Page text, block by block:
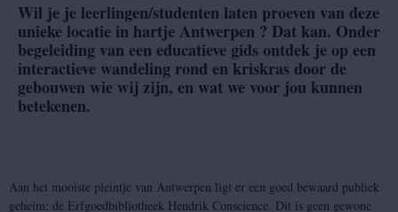
Wil je je leerlingen/studenten laten proeven van deze
unieke locatie in hartje Antwerpen ? Dat kan. Onder
begeleiding van een educatieve gids ontdek je op een
interactieve wandeling rond en kriskras door de
gebouwen wie wij zijn, en wat we voor jou kunnen
betekenen.
Aan het mooiste pleintje van Antwerpen ligt er een goed bewaard publiek
geheim: de Erfgoedbibliotheek Hendrik Conscience. Dit is geen gewone